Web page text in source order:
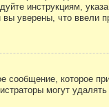
инструкциям,
уверены, что ввели
которое
могут